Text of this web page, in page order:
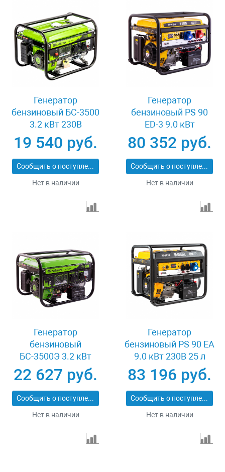
Генератор
бензиновый БС-3500
3.2 кВт 230В
четырехтактный 15 л
ручной стартер
Сибртех 94544
19 540 руб.
Сообщить о поступлении
Нет в наличии
Генератор
бензиновый PS 90
ED-3 9.0 кВт
переключение
режима 230 В/400 В
25 л электростартер
Denzel 946944
80 352 руб.
Сообщить о поступлении
Нет в наличии
Генератор
бензиновый
БС-3500Э 3.2 кВт
230В 4-х тактный 15 л
электростартер
Сибртех 94538
22 627 руб.
Сообщить о поступлении
Нет в наличии
Генератор
бензиновый PS 90 EA
9.0 кВт 230В 25 л
коннектор
автоматики
электростартер
Denzel 946934
83 196 руб.
Сообщить о поступлении
Нет в наличии